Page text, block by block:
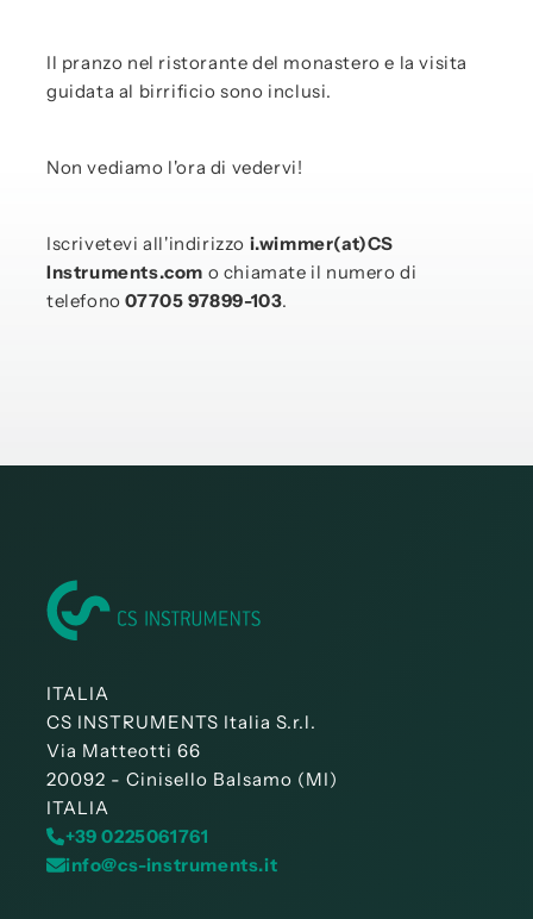
Il pranzo nel ristorante del monastero e la visita
guidata al birrificio sono inclusi.
Non vediamo l'ora di vedervi!
Iscrivetevi all'indirizzo i.wimmer(at)CS
Instruments.com o chiamate il numero di
telefono07705 97899-103.
ITALIA
CS INSTRUMENTS Italia S.r.l.
Via Matteotti 66
20092 - Cinisello Balsamo (MI)
ITALIA
+39 0225061761
info@cs-instruments.it